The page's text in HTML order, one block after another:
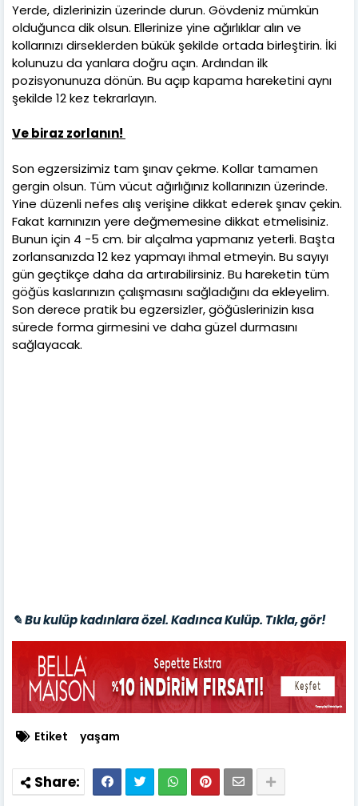
Yerde, dizlerinizin üzerinde durun. Gövdeniz mümkün
olduğunca dik olsun. Ellerinize yine ağırlıklar alın ve
kollarınızı dirseklerden bükük şekilde ortada birleştirin. İki
kolunuzu da yanlara doğru açın. Ardından ilk
pozisyonunuza dönün. Bu açıp kapama hareketini aynı
şekilde 12 kez tekrarlayın.
Ve biraz zorlanın!
Son egzersizimiz tam şınav çekme. Kollar tamamen
gergin olsun. Tüm vücut ağırlığınız kollarınızın üzerinde.
Yine düzenli nefes alış verişine dikkat ederek şınav çekin.
Fakat karnınızın yere değmemesine dikkat etmelisiniz.
Bunun için 4 -5 cm. bir alçalma yapmanız yeterli. Başta
zorlansanızda 12 kez yapmayı ihmal etmeyin. Bu sayıyı
gün geçtikçe daha da artırabilirsiniz. Bu hareketin tüm
göğüs kaslarınızın çalışmasını sağladığını da ekleyelim.
Son derece pratik bu egzersizler, göğüslerinizin kısa
sürede forma girmesini ve daha güzel durmasını
sağlayacak.
✎ Bu kulüp kadınlara özel. Kadınca Kulüp. Tıkla, gör!
Etiket yaşam